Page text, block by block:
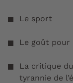
Le sport
Le goût pour
La critique
tyrannie de